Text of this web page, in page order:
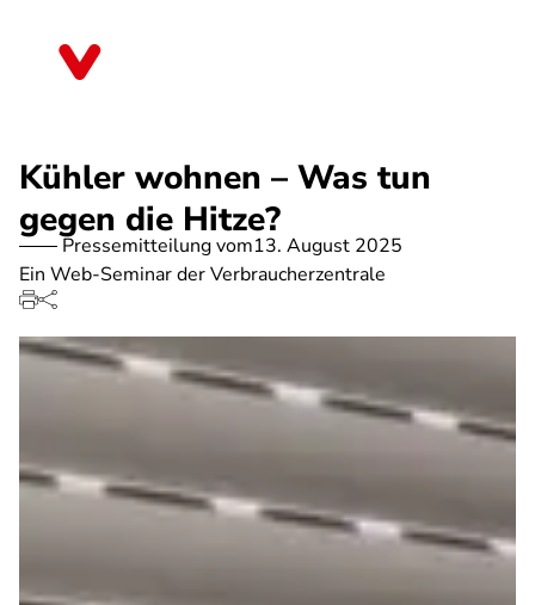
Kühler wohnen – Was tun
gegen die Hitze?
Pressemitteilung vom13. August 2025
Ein Web-Seminar der Verbraucherzentrale